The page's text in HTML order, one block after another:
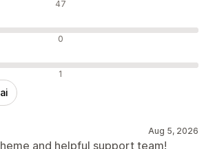
47
0
1
Aug 5, 2026
and helpful support team!